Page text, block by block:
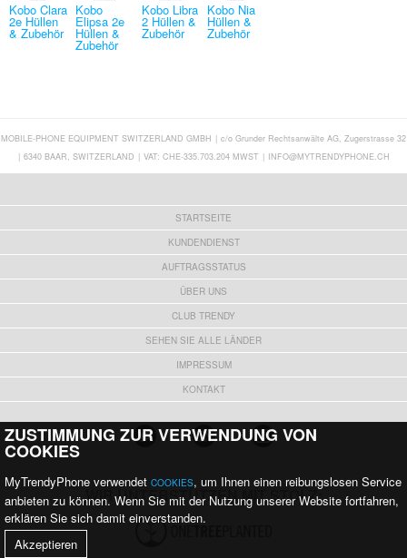
Kobo Clara
2e Hüllen
& Zubehör
Kobo
Elipsa 2e
Hüllen &
Zubehör
Kobo Libra
2 Hüllen &
Zubehör
Kobo Nia
Hüllen &
Zubehör
MOBILE-PHONE EQUIPMENT SWITZERLAND GMBH | c/o Grunder Rechtsanwälte AG, Zugerstrasse 32
| 6340 BAAR, SWITZERLAND | VAT: CHE-335.703.204 MWST | INFO@MYTRENDYPHONE.CH
STARTSEITE
KUNDENDIENST
AUFTRAGSSTATUS
ÜBER UNS
CLUB TRENDY
SEHEN SIE ALLE LÄNDER
IMPRESSUM
KONTAKT
WIR UNTERSTÜTZEN MIT STOLZ:
ZUSTIMMUNG ZUR VERWENDUNG VON
COOKIES
MyTrendyPhone verwendet COOKIES, um Ihnen einen reibungslosen Service
anbieten zu können. Wenn Sie mit der Nutzung unserer Website fortfahren,
erklären Sie sich damit einverstanden.
Akzeptieren